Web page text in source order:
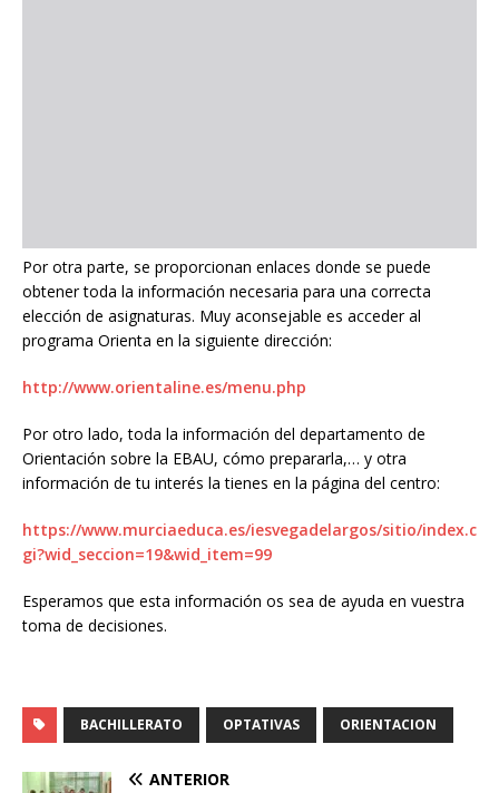
Por otra parte, se proporcionan enlaces donde se puede
obtener toda la información necesaria para una correcta
elección de asignaturas. Muy aconsejable es acceder al
programa Orienta en la siguiente dirección:
http://www.orientaline.es/menu.php
Por otro lado, toda la información del departamento de
Orientación sobre la EBAU, cómo prepararla,… y otra
información de tu interés la tienes en la página del centro:
https://www.murciaeduca.es/iesvegadelargos/sitio/index.c
gi?wid_seccion=19&wid_item=99
Esperamos que esta información os sea de ayuda en vuestra
toma de decisiones.
BACHILLERATO OPTATIVAS ORIENTACION
ANTERIOR